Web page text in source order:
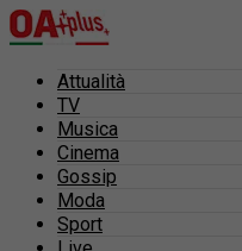
Attualità
TV
Musica
Cinema
Gossip
Moda
Sport